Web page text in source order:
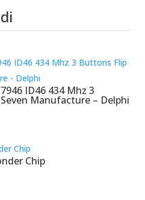
ID46 434 Mhz 3
Manufacture – Delphi
Chip